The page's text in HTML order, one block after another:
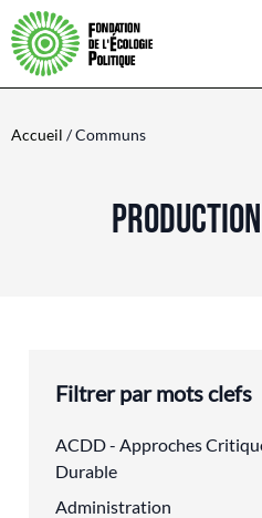
Accueil / Communs
Filtrer par mots clefs
ACDD - Approches
Durable
Administration